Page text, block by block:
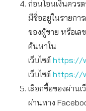
ก่อนโอนเงินควร
มีชื่ออยู่ในรายกา
ของผู้ขาย หรือเ
ค้นหาใน
เว็บไซต์ https://
เว็บไซต์ https://
เลือกซื้อของผ่าน
ผ่านทาง